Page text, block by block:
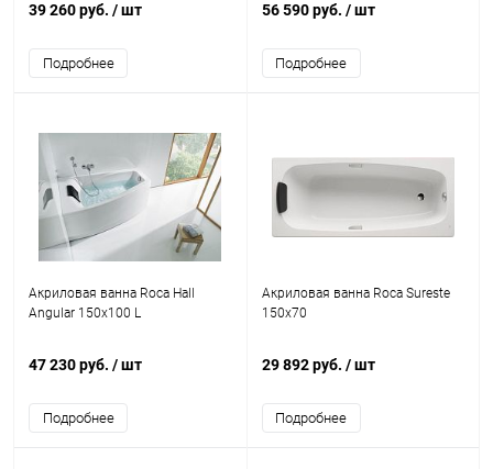
39 260 руб. / шт
Подробнее
56 590 руб. / шт
Подробнее
Акриловая ванна Roca Hall
Angular 150x100 L
47 230 руб. / шт
Подробнее
Акриловая ванна Roca Sureste
150x70
29 892 руб. / шт
Подробнее